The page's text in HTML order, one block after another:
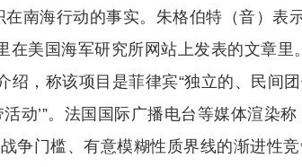
在南海行动的事实。朱格伯特（音）表
在美国海军研究所网站上发表的文章里
绍，称该项目是菲律宾“独立的、民间
动’”。法国国际广播电台等媒体渲染
争门槛、有意模糊性质界线的渐进性